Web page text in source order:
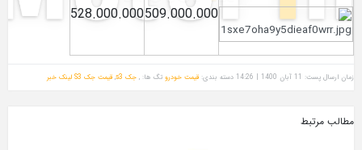
509.000.000
528.000.000
زمان ارسال پست: 11 آبان 1400 | 14:26 دسته بندی: قیمت خودرو تگ ها: , جک s3 , قیمت جک S3 لینک خبر
مطالب مرتبط